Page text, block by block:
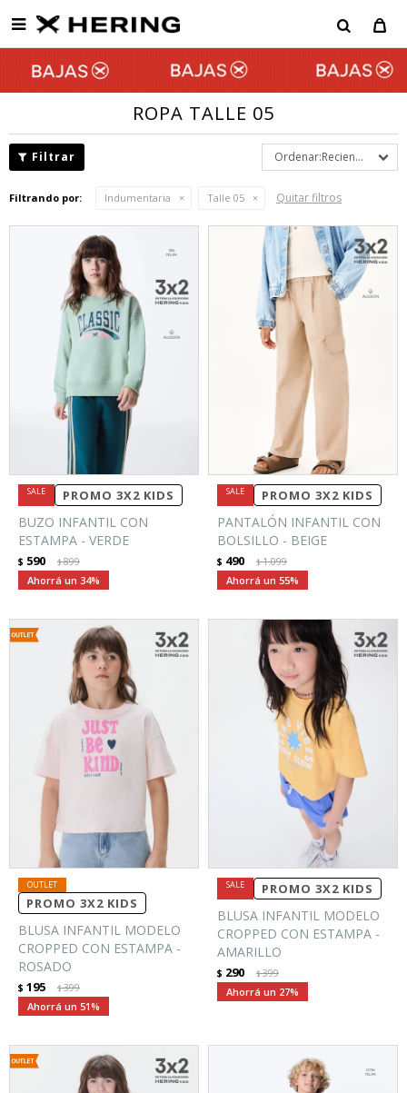

ROPA TALLE 05
Recientes
Filtrando por: Indumentaria Talle 05 Quitar filtros
PROMO 3X2 KIDS
BUZO INFANTIL CON
ESTAMPA - VERDE
$ 590 $899
34
PROMO 3X2 KIDS
PANTALÓN INFANTIL CON
BOLSILLO - BEIGE
$ 490 $1.099
55
PROMO 3X2 KIDS
BLUSA INFANTIL MODELO
CROPPED CON ESTAMPA -
ROSADO
$ 195 $399
51
PROMO 3X2 KIDS
BLUSA INFANTIL MODELO
CROPPED CON ESTAMPA -
AMARILLO
$ 290 $399
27